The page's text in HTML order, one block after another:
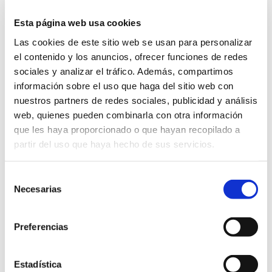
Esta página web usa cookies
Las cookies de este sitio web se usan para personalizar
el contenido y los anuncios, ofrecer funciones de redes
sociales y analizar el tráfico. Además, compartimos
información sobre el uso que haga del sitio web con
nuestros partners de redes sociales, publicidad y análisis
web, quienes pueden combinarla con otra información
que les haya proporcionado o que hayan recopilado a
partir del uso que haya hecho de sus servicios.
Necesarias
Preferencias
Estadística
14/03/2024 al 30/04/2024
Fina Gilabert, M. José Cholbi, Mariví Puigcerver, Mar Fornes,
Isabel De Piero, Blanca Hernando i Mari Marí exposen la
seua instal.lació "Núvol de cartró" per conscienciar sobre els
envasos sostenibles.
Exposicions